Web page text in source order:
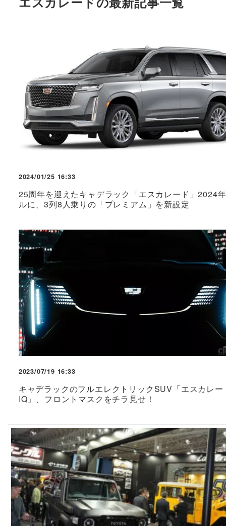
2024/01/25 16:33
25周年を迎えたキャデラック「エスカレード」2024
ルに、3列8人乗りの「プレミアム」を新設定
2023/07/19 16:33
キャデラックのフルエレクトリックSUV「エスカレー
IQ」、フロントマスクをチラ見せ！